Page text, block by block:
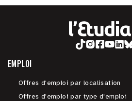
EMPLOI
Offres d'emploi par localisation
Offres d'emploi par type d'emploi